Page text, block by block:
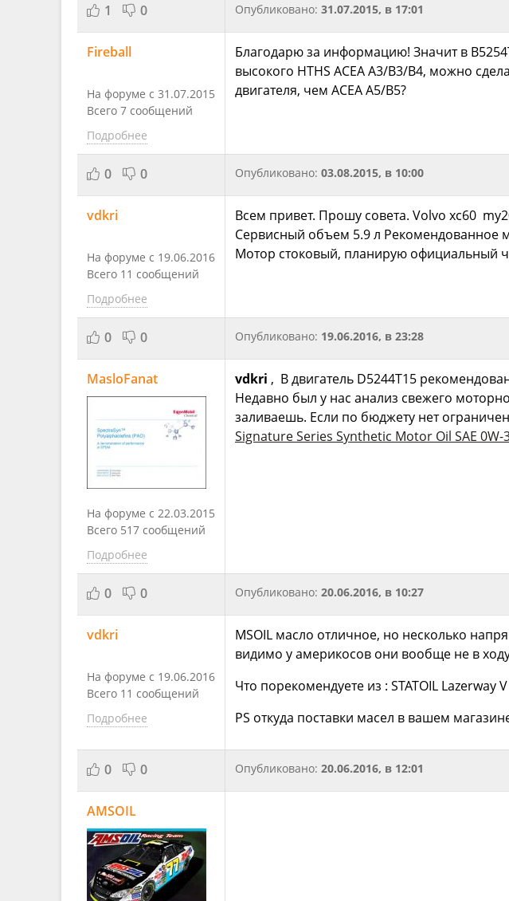
1 0 Опубликовано: 31.07.2015, в 17:01
Fireball
На форуме с 31.07.2015
Всего 7 сообщений
Подробнее
Благодарю за информацию! Значит в
высокого HTHS ACEA A3/B3/B4, можно
двигателя, чем ACEA A5/B5?
0 0 Опубликовано: 03.08.2015, в 10:00
vdkri
На форуме с 19.06.2016
Всего 11 сообщений
Подробнее
Всем привет. Прошу совета. Volvo xc60
Сервисный объем 5.9 л Рекомендованное
Мотор стоковый, планирую официальный
0 0 Опубликовано: 19.06.2016, в 23:28
MasloFanat
На форуме с 22.03.2015
Всего 517 сообщений
Подробнее
vdkri , В двигатель D5244T15
Недавно был у нас анализ свежего
заливаешь. Если по бюджету нет
Signature Series Synthetic Motor Oil SAE 0W-
0 0 Опубликовано: 20.06.2016, в 10:27
vdkri
На форуме с 19.06.2016
Всего 11 сообщений
Подробнее
MSOIL масло отличное, но несколько
видимо у америкосов они вообще не в
Что порекомендуете из : STATOIL Lazerway
PS откуда поставки масел в вашем
0 0 Опубликовано: 20.06.2016, в 12:01
AMSOIL